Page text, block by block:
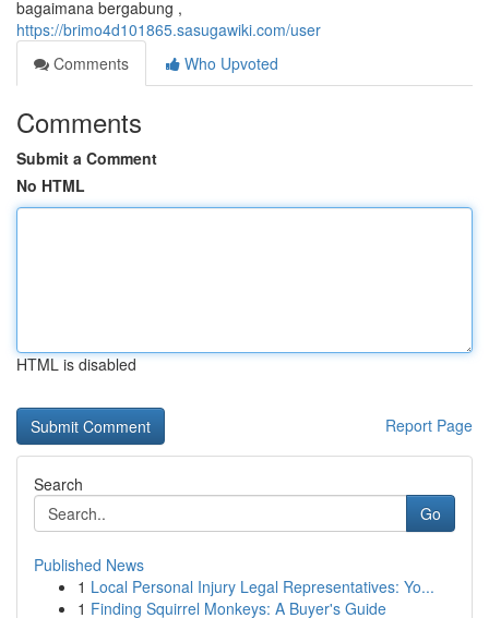
bagaimana bergabung ,
https://brimo4d101865.sasugawiki.com/user
Comments
Who Upvoted
Comments
Submit a Comment
No HTML
HTML is disabled
Report Page
Search
Go
Published News
1 Local Personal Injury Legal Representatives: Yo...
1 Finding Squirrel Monkeys: A Buyer's Guide